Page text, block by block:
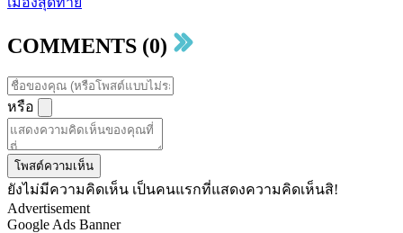
COMMENTS (0)
หรือ
โพสต์ความเห็น
ยังไม่มีความคิดเห็น เป็นคนแรกที่แสดงความคิดเห็นสิ!
Advertisement
Google Ads Banner